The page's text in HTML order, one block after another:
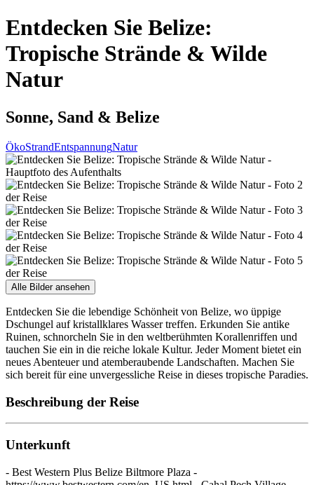
Entdecken Sie Belize:
Tropische Strände & Wilde
Natur
Sonne, Sand & Belize
ÖkoStrandEntspannungNatur
Alle Bilder ansehen
Entdecken Sie die lebendige Schönheit von Belize, wo üppige
Dschungel auf kristallklares Wasser treffen. Erkunden Sie antike
Ruinen, schnorcheln Sie in den weltberühmten Korallenriffen und
tauchen Sie ein in die reiche lokale Kultur. Jeder Moment bietet ein
neues Abenteuer und atemberaubende Landschaften. Machen Sie
sich bereit für eine unvergessliche Reise in dieses tropische Paradies.
Beschreibung der Reise
Unterkunft
- Best Western Plus Belize Biltmore Plaza -